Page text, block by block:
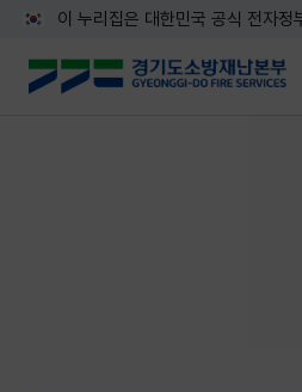
이 누리집은 대한민국 공식 전자정